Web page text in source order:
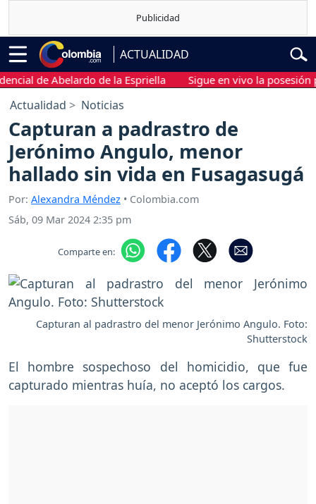
ACTUALIDAD
de Abelardo de la Espriella Sigue en vivo la posesión
Actualidad Noticias
Capturan a padrastro de
Jerónimo Angulo, menor
hallado sin vida en Fusagasugá
Por: Alexandra Méndez • Colombia.com
Sáb, 09 Mar 2024 2:35 pm
Comparte en:
Capturan al padrastro del menor Jerónimo Angulo. Foto:
Shutterstock
El hombre sospechoso del homicidio, que fue
capturado mientras huía, no aceptó los cargos.